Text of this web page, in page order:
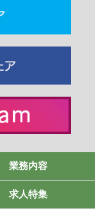
業務内容
求人特集